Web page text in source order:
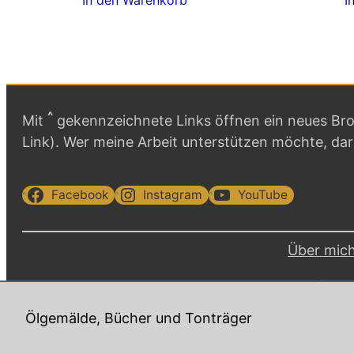
Ölgemälde, Bücher und Tonträger
Mit ^ gekennzeichnete Links öffnen ein neues
Link). Wer meine Arbeit unterstützen möchte,
Facebook Instagram YouTube
Über